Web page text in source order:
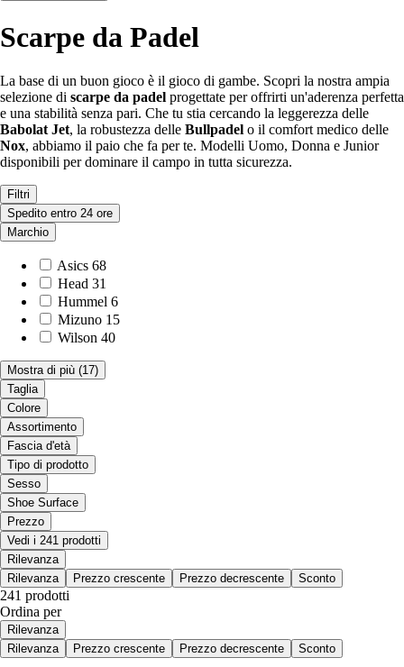
Scarpe da Padel
La base di un buon gioco è il gioco di gambe. Scopri la nostra ampia
selezione di scarpe da padel progettate per offrirti un'aderenza perfetta
e una stabilità senza pari. Che tu stia cercando la leggerezza delle
Babolat Jet, la robustezza delle Bullpadel o il comfort medico delle
Nox, abbiamo il paio che fa per te. Modelli Uomo, Donna e Junior
disponibili per dominare il campo in tutta sicurezza.
Filtri
Spedito entro 24 ore
Marchio
Asics 68
Head 31
Hummel 6
Mizuno 15
Wilson 40
Mostra di più (17)
Taglia
Colore
Assortimento
Fascia d'età
Tipo di prodotto
Sesso
Shoe Surface
Prezzo
Vedi i 241 prodotti
Rilevanza
Rilevanza
Prezzo crescente Prezzo decrescente Sconto
241 prodotti
Ordina per
Rilevanza
Rilevanza
Prezzo crescente Prezzo decrescente Sconto